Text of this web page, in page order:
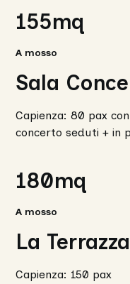
155mq
155mq
A mosso
Sala
Capienza: 80 pax
concerto seduti + in
180mq
180mq
A mosso
La Terrazza
Capienza: 150 pax